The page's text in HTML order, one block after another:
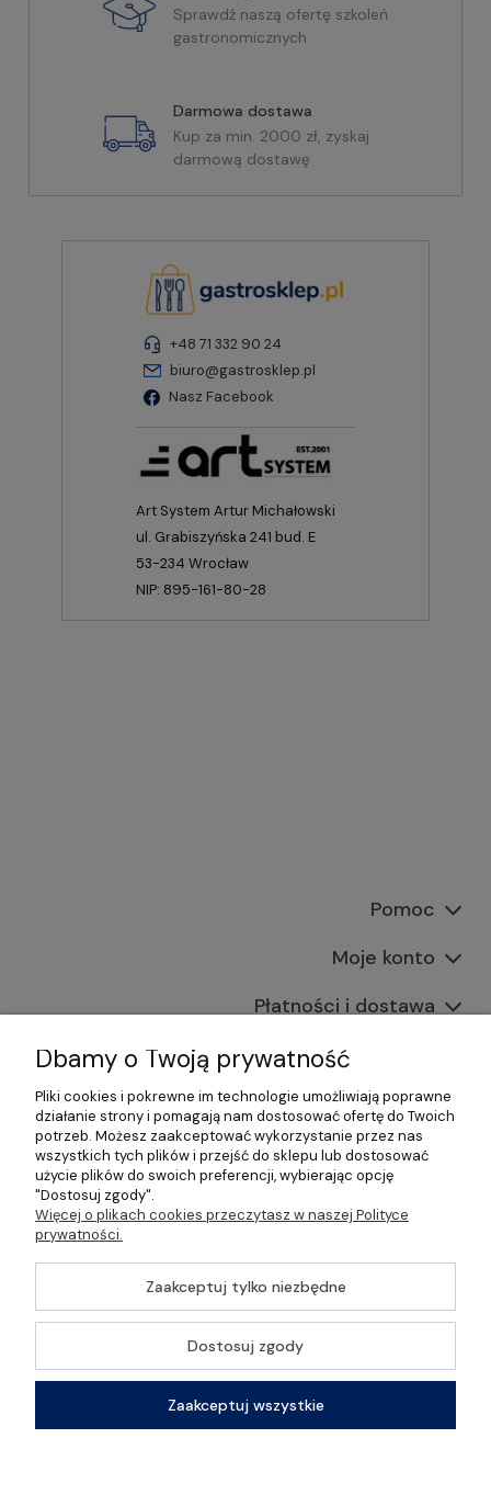
Sprawdź naszą ofertę szkoleń
gastronomicznych
Darmowa dostawa
Kup za min. 2000 zł, zyskaj
darmową dostawę
+48 71 332 90 24
biuro@gastrosklep.pl
Nasz Facebook
Art System Artur Michałowski
ul. Grabiszyńska 241 bud. E
53-234 Wrocław
NIP: 895-161-80-28
Pomoc
Moje konto
Płatności i dostawa
Informacje
O nas
©2026 Wszelkie Prawa Zastrzeżone | Gastrosklep |
Wyposażenie gastronomii, restauracji oraz barów
Szablon Master byEcommercy
Pokaż pełną wersję strony
Sklep internetowy Shoper Premium
Dbamy o Twoją prywatność
Pliki cookies i pokrewne im technologie umożliwiają poprawne
działanie strony i pomagają nam dostosować ofertę do Twoich
potrzeb. Możesz zaakceptować wykorzystanie przez nas
wszystkich tych plików i przejść do sklepu lub dostosować
użycie plików do swoich preferencji, wybierając opcję
"Dostosuj zgody".
Więcej o plikach cookies przeczytasz w naszej Polityce
prywatności.
Zaakceptuj tylko niezbędne
Dostosuj zgody
Zaakceptuj wszystkie